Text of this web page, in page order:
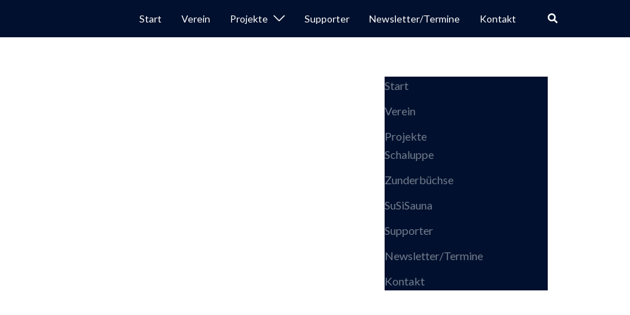
Start Verein Projekte Supporter Newsletter/Termine Kontakt Search
Start
Verein
Projekte
Schaluppe
Zunderbüchse
SuSiSauna
Supporter
Newsletter/Termine
Kontakt